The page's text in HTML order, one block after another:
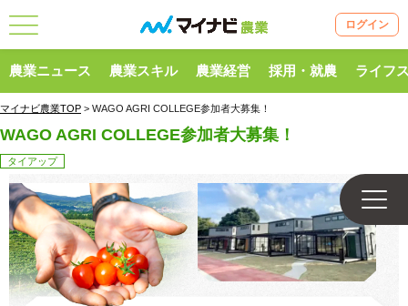
ログイン
農業ニュース 農業スキル 農業経営 採用・就農 ライフ
マイナビ農業TOP > WAGO AGRI COLLEGE参加者大募集！
WAGO AGRI COLLEGE参加者大募集！
タイアップ